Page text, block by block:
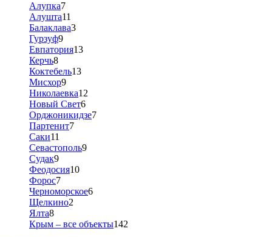
Алупка7
Алушта11
Балаклава3
Гурзуф9
Евпатория13
Керчь8
Коктебель13
Мисхор9
Николаевка12
Новый Свет6
Орджоникидзе7
Партенит7
Саки11
Севастополь9
Судак9
Феодосия10
Форос7
Черноморское6
Щелкино2
Ялта8
Крым – все объекты142